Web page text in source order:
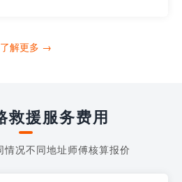
请求送油人员来帮助你。
了解更多 →
救援服务费用
情况不同地址师傅核算报价